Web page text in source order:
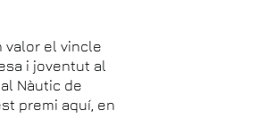
valor el vincle
i joventut al
Nàutic de
premi aquí, en